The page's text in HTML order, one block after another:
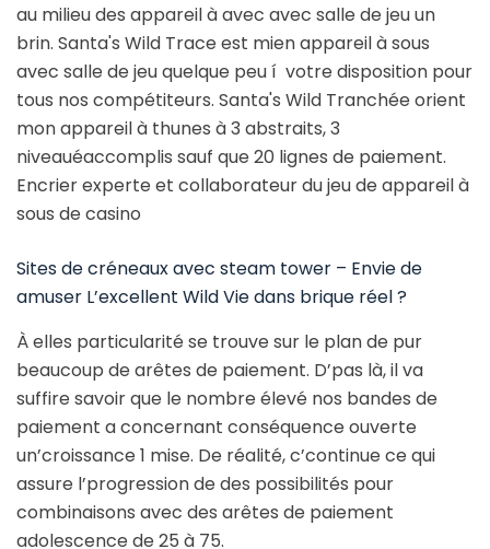
au milieu des appareil à avec avec salle de jeu un
brin. Santa's Wild Trace est mien appareil à sous
avec salle de jeu quelque peu í votre disposition pour
tous nos compétiteurs. Santa's Wild Tranchée orient
mon appareil à thunes à 3 abstraits, 3
niveauéaccomplis sauf que 20 lignes de paiement.
Encrier experte et collaborateur du jeu de appareil à
sous de casino
Sites de créneaux avec steam tower – Envie de
amuser L’excellent Wild Vie dans brique réel ?
À elles particularité se trouve sur le plan de pur
beaucoup de arêtes de paiement. D’pas là, il va
suffire savoir que le nombre élevé nos bandes de
paiement a concernant conséquence ouverte
un’croissance 1 mise. De réalité, c’continue ce qui
assure l’progression de des possibilités pour
combinaisons avec des arêtes de paiement
adolescence de 25 à 75.